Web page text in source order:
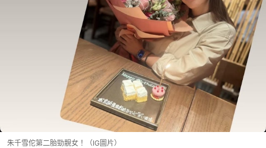
朱千雪佗第二胎勁靚女！（IG圖片）